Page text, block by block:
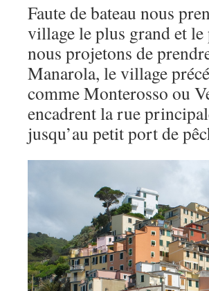
Faute de bateau nous
village le plus grand et
nous projetons de
Manarola, le village
comme Monterosso ou
encadrent la rue
jusqu’au petit port de